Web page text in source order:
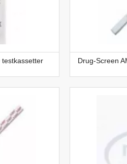
testkassetter Drug-Screen